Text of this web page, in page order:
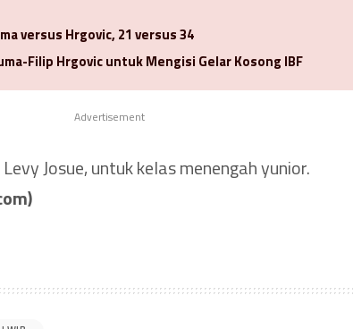
versus Hrgovic, 21 versus 34
Filip Hrgovic untuk Mengisi Gelar Kosong IBF
Advertisement
Josue, untuk kelas menengah yunior.